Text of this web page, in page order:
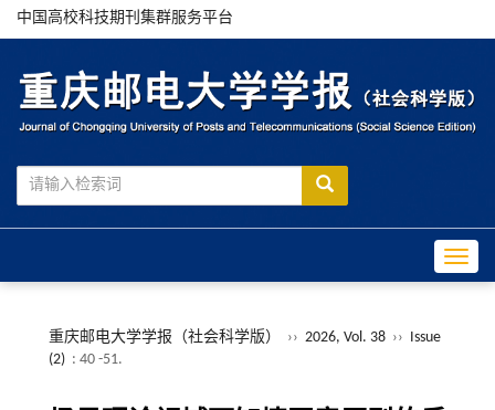
中国高校科技期刊集群服务平台
重庆邮电大学学报（社会科学版） ›› 2026, Vol. 38 ›› Issue
(2) : 40 -51.